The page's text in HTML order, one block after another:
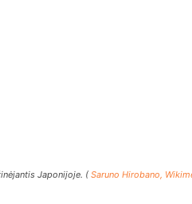
Japonijoje. (Saruno Hirobano,